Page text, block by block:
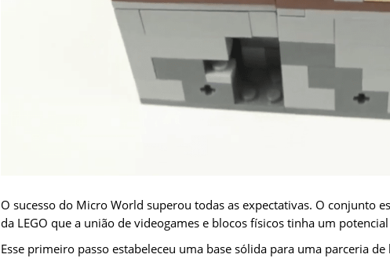
O sucesso do Micro World superou todas as expectativas. O conjunto
da LEGO que a união de videogames e blocos físicos tinha um
Esse primeiro passo estabeleceu uma base sólida para uma parceria